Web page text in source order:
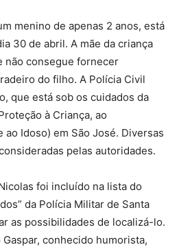
menino de apenas 2 anos, está
30 de abril. A mãe da criança
não consegue fornecer
do filho. A Polícia Civil
que está sob os cuidados da
à Criança, ao
ao Idoso) em São José. Diversas
pelas autoridades.
foi incluído na lista do
da Polícia Militar de Santa
as possibilidades de localizá-lo.
conhecido humorista,